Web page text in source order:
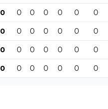
0 0 0 0 0 0 0
0 0 0 0 0 0 0
0 0 0 0 0 0 0
0 0 0 0 0 0 0